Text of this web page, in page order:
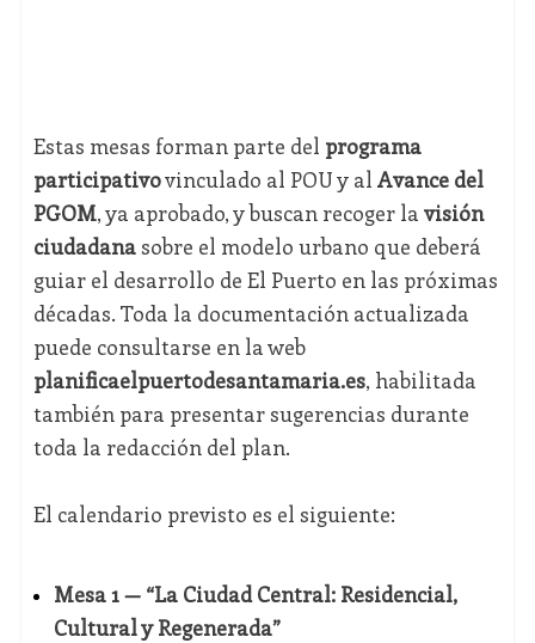
Estas mesas forman parte del programa
participativovinculado al POU y al Avance del
PGOM, ya aprobado, y buscan recoger la visión
ciudadanasobre el modelo urbano que deberá
guiar el desarrollo de El Puerto en las próximas
décadas. Toda la documentación actualizada
puede consultarse en la web
planificaelpuertodesantamaria.es, habilitada
también para presentar sugerencias durante
toda la redacción del plan.
El calendario previsto es el siguiente:
Mesa 1 — “La Ciudad Central: Residencial,
Cultural y Regenerada”